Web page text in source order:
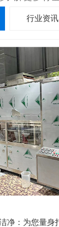
行业资讯